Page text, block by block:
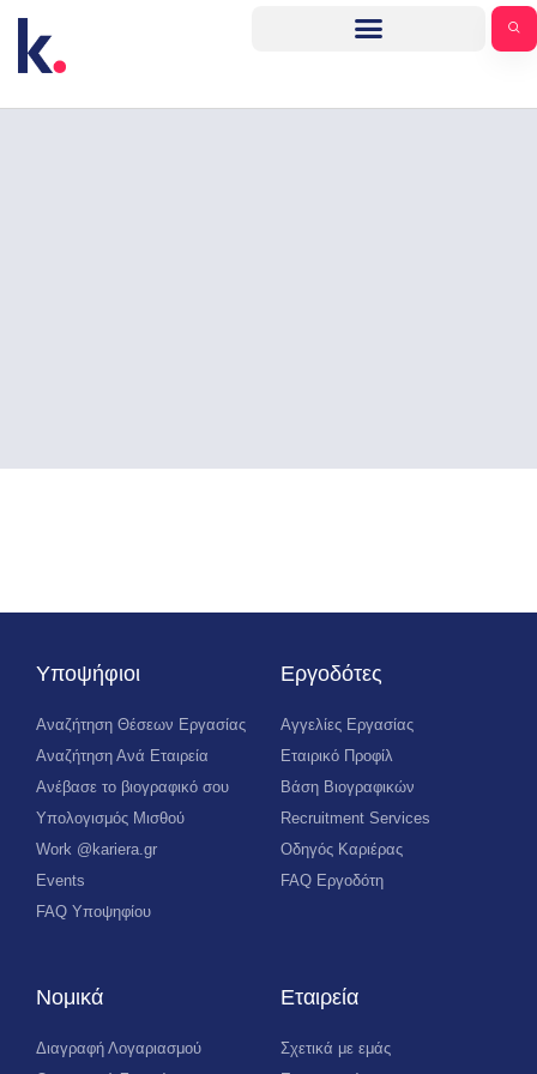
Υποψήφιοι
Αναζήτηση Θέσεων Εργασίας
Αναζήτηση Ανά Εταιρεία
Ανέβασε το βιογραφικό σου
Υπολογισμός Μισθού
Work @kariera.gr
Events
FAQ Υποψηφίου
Εργοδότες
Αγγελίες Εργασίας
Εταιρικό Προφίλ
Βάση Βιογραφικών
Recruitment Services
Οδηγός Καριέρας
FAQ Εργοδότη
Νομικά
Διαγραφή Λογαριασμού
Εταιρεία
Σχετικά με εμάς